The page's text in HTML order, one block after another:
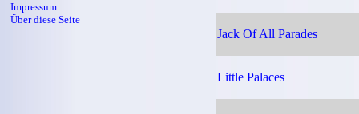
Jack Of All Parades
Little Palaces
Impressum
Über diese Seite